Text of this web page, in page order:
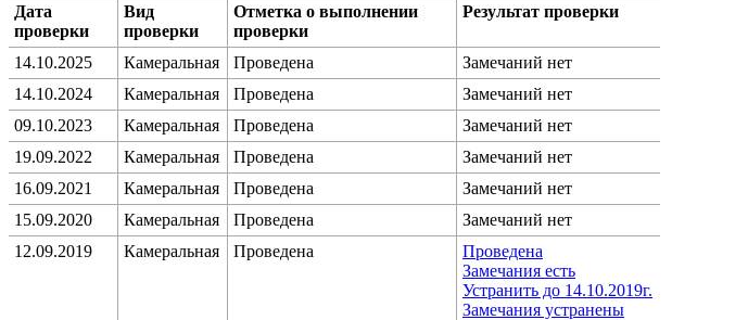
Дата
проверки
Вид
проверки
Отметка о выполнении
проверки
Результат проверки
14.10.2025 Камеральная Проведена
Замечаний нет
14.10.2024
Камеральная Проведена
Замечаний нет
09.10.2023
Камеральная Проведена
Замечаний нет
19.09.2022
Камеральная Проведена
Замечаний нет
16.09.2021
Камеральная Проведена
Замечаний нет
15.09.2020
Камеральная Проведена
Замечаний нет
12.09.2019
Камеральная Проведена
Проведена
Замечания есть
Устранить до 14.10.2019г.
Замечания устранены